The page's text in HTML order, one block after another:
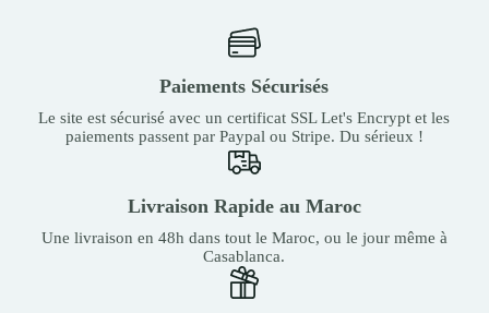
Paiements Sécurisés
Le site est sécurisé avec un certificat SSL Let's Encrypt et les
paiements passent par Paypal ou Stripe. Du sérieux !
Livraison Rapide au Maroc
Une livraison en 48h dans tout le Maroc, ou le jour même à
Casablanca.